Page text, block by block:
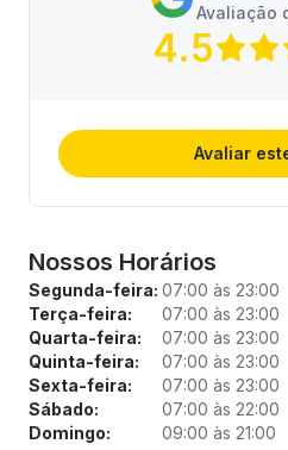
Avaliação
4.5
Avaliar
Nossos Horários
Segunda-feira: 07:00 às 23:00
Terça-feira:
07:00 às 23:00
Quarta-feira:
07:00 às 23:00
Quinta-feira:
07:00 às 23:00
Sexta-feira:
07:00 às 23:00
Sábado:
07:00 às 22:00
Domingo:
09:00 às 21:00